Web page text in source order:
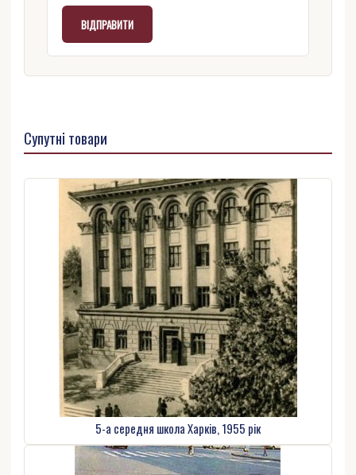
Супутні товари
5-а середня школа Харків, 1955 рік